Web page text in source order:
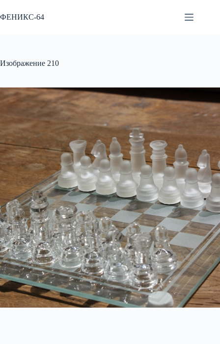
к
сути
ФЕНИКС-64
Изображение 210